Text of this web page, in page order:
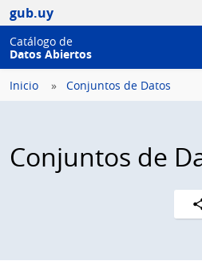
gub.uy
Catálogo de
Datos Abiertos
Inicio Conjuntos de Datos
Conjuntos de